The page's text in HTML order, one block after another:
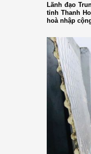
Lãnh đạo
tỉnh Thanh
hoà nhập